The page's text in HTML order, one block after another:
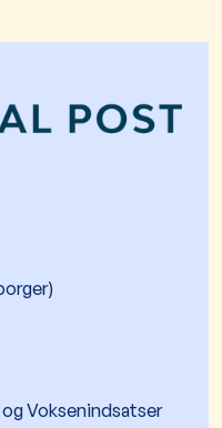
Voksenindsatser